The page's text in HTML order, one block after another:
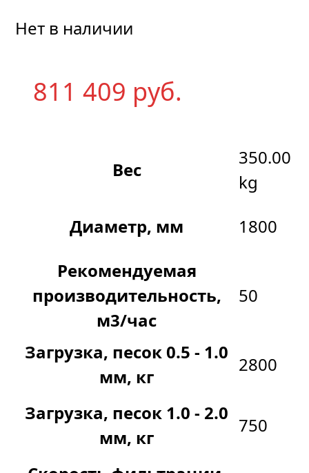
Нет в наличии
811 409 руб.
Вес
350.00
kg
Диаметр, мм
1800
Рекомендуемая
производительность,
м3/час
50
Загрузка, песок 0.5 - 1.0
мм, кг
2800
Загрузка, песок 1.0 - 2.0
мм, кг
750